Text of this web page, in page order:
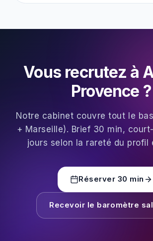
Vous recrutez à
Provence ?
Notre cabinet couvre tout le
+ Marseille). Brief 30 min,
jours selon la rareté du profil
Réserver 30 min
Recevoir le baromètre